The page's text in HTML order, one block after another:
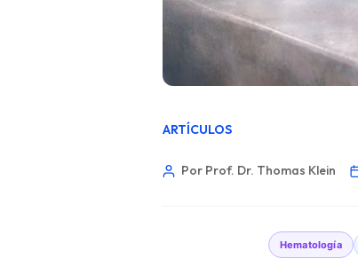
ARTÍCULOS
Por Prof. Dr. Thomas Klein
Hematología